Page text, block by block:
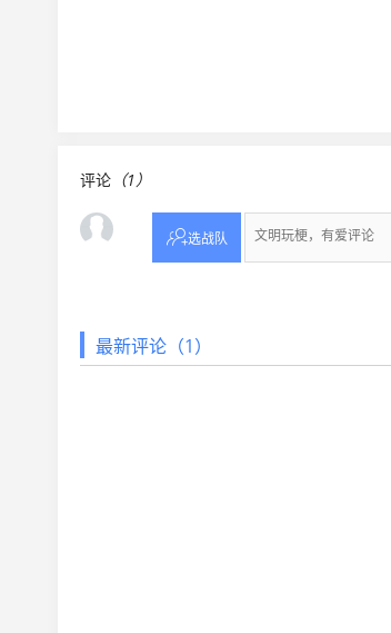
评论 （1）
选战队
最新评论（1）